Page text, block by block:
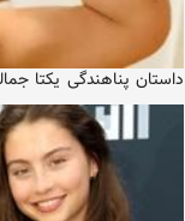
داستان پناهندگی یکتا